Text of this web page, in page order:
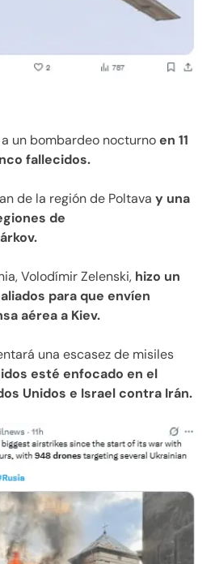
un bombardeo nocturnoen 11
fallecidos.
de la región de Poltava y una
de
Volodímir Zelenski, hizo un
para que envíen
aérea a Kiev.
una escasez de misiles
esté enfocado en el
Unidos e Israel contra Irán.